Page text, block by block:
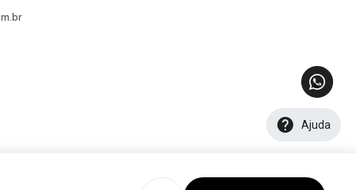
Ajuda